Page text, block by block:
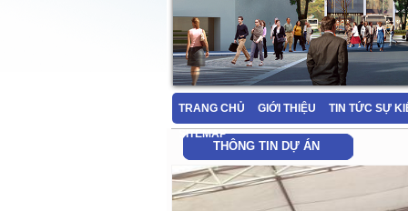
TRANG CHỦ GIỚI THIỆU
TIN TỨC SỰ
SITEMAP
THÔNG TIN DỰ ÁN